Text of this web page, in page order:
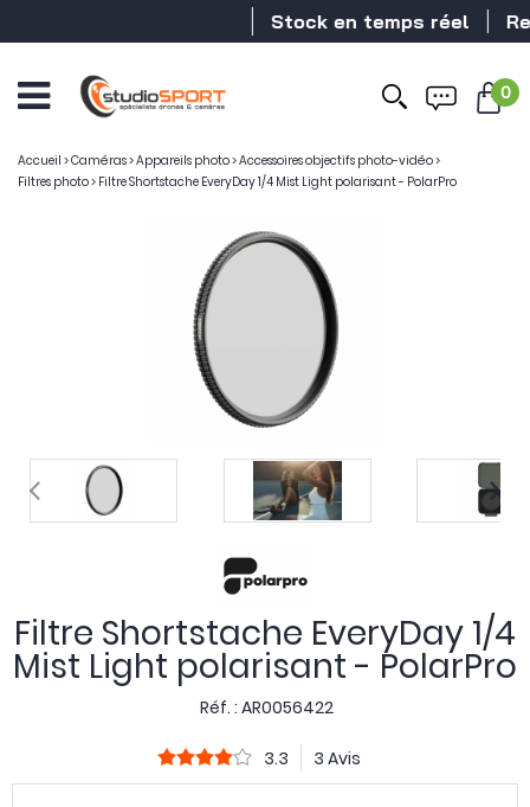
Stock en temps réel
0
Accueil >Caméras>Appareils photo>Accessoires objectifs photo-vidéo>
Filtres photo> Filtre Shortstache EveryDay 1/4 Mist Light polarisant - PolarPro
Filtre Shortstache EveryDay 1/4
Mist Light polarisant - PolarPro
Réf. : AR0056422
3.3 3 Avis